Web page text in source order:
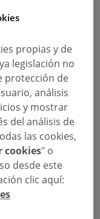
propias y de
legislación no
protección de
análisis
y mostrar
del análisis de
las cookies,
cookies" o
desde este
clic aquí: